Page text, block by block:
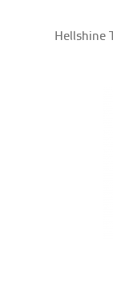
Hellshine